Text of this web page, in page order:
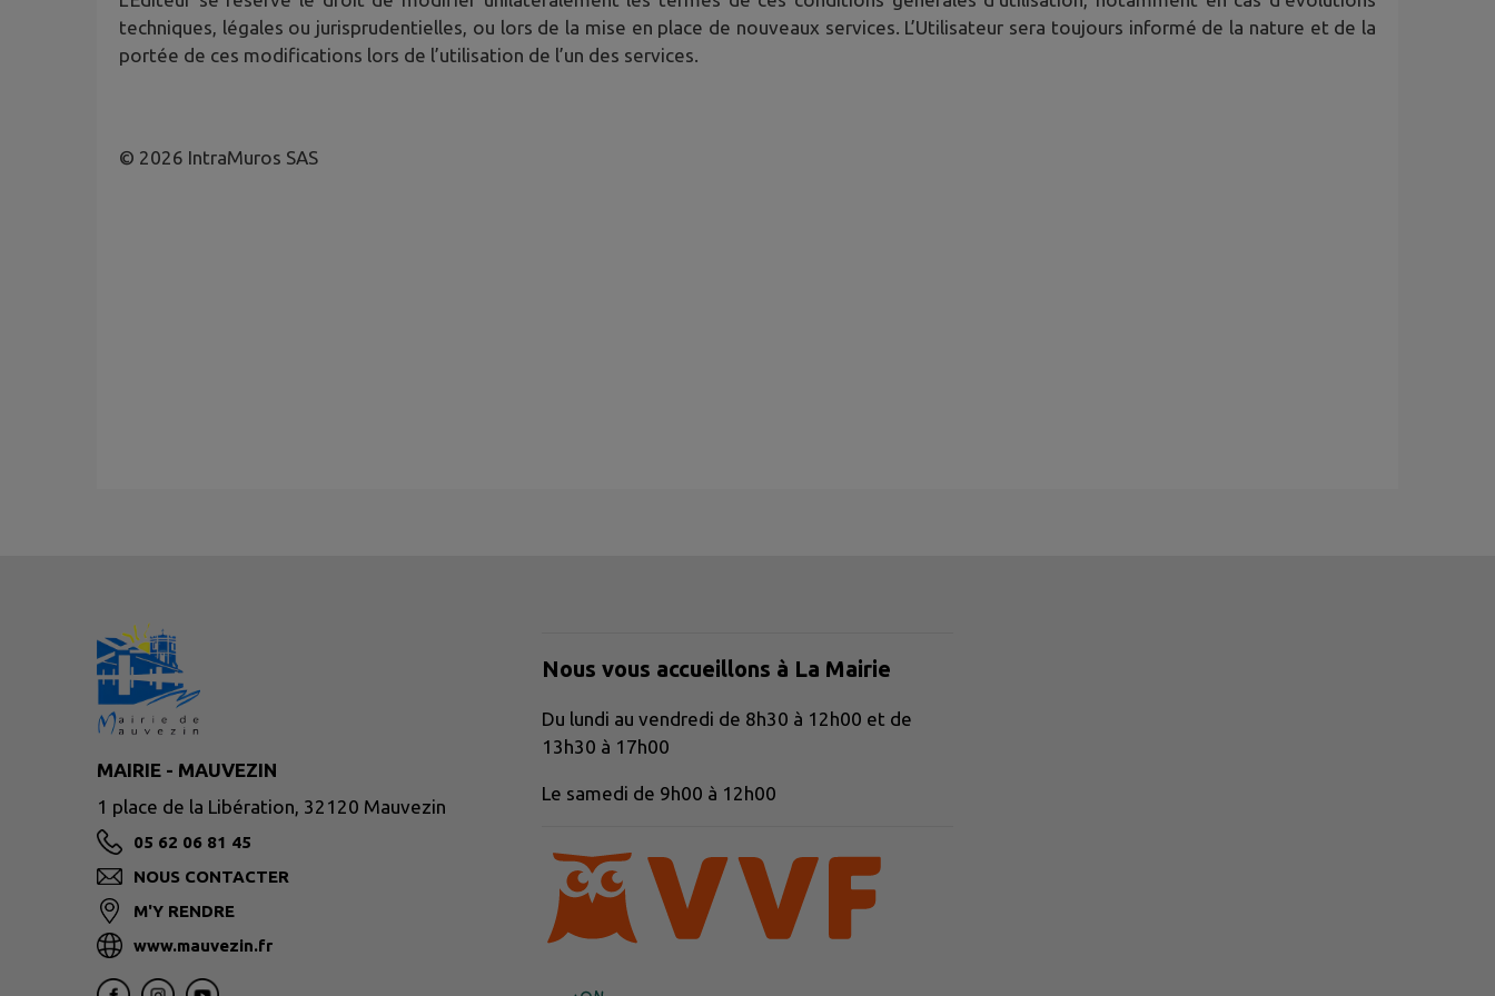
techniques, légales ou jurisprudentielles, ou lors de la mise en place de nouveaux services. L’Utilisateur sera toujours informé de la nature et de la
portée de ces modifications lors de l’utilisation de l’un des services.
© 2026 IntraMuros SAS
MAIRIE - MAUVEZIN
1 place de la Libération, 32120 Mauvezin
05 62 06 81 45
NOUS CONTACTER
M'Y RENDRE
www.mauvezin.fr
Nous vous accueillons à La Mairie
Du lundi au vendredi de 8h30 à 12h00 et de
13h30 à 17h00
Le samedi de 9h00 à 12h00